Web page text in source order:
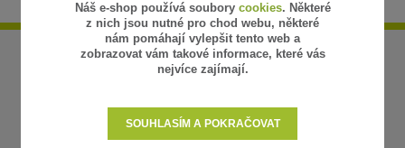
Náš e-shop používá soubory cookies. Některé
z nich jsou nutné pro chod webu, některé
nám pomáhají vylepšit tento web a
zobrazovat vám takové informace, které vás
nejvíce zajímají.
SOUHLASÍM A POKRAČOVAT